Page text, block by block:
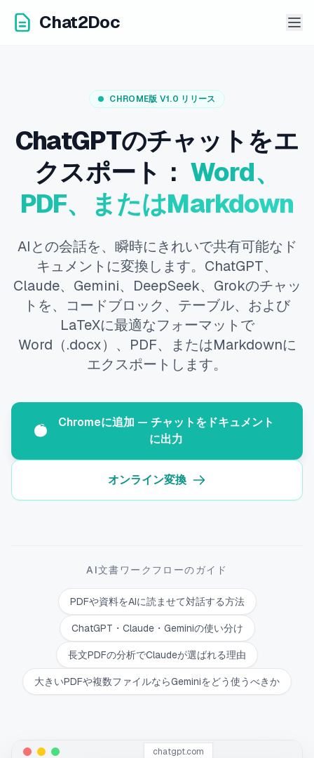
Chat2Doc
CHROME版 V1.0 リリース
ChatGPTのチャットをエ
クスポート： Word、
PDF、またはMarkdown
AIとの会話を、瞬時にきれいで共有可能なド
キュメントに変換します。ChatGPT、
Claude、Gemini、DeepSeek、Grokのチャッ
トを、コードブロック、テーブル、および
LaTeXに最適なフォーマットで
Word（.docx）、PDF、またはMarkdownに
エクスポートします。
Chromeに追加 — チャットをドキュメント
に出力
オンライン変換
AI文書ワークフローのガイド
PDFや資料をAIに読ませて対話する方法
ChatGPT・Claude・Geminiの使い分け
長文PDFの分析でClaudeが選ばれる理由
大きいPDFや複数ファイルならGeminiをどう使うべきか
chatgpt.com